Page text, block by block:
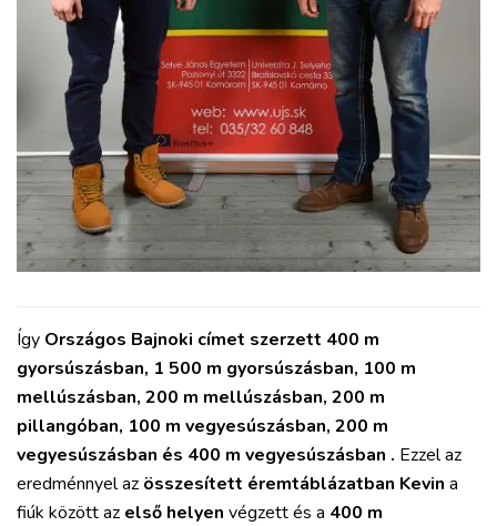
Így Országos Bajnoki címet szerzett 400 m
gyorsúszásban, 1 500 m gyorsúszásban, 100 m
mellúszásban, 200 m mellúszásban, 200 m
pillangóban, 100 m vegyesúszásban, 200 m
vegyesúszásban és 400 m vegyesúszásban . Ezzel az
eredménnyel az összesített éremtáblázatban Kevin a
fiúk között az első helyen végzett és a 400 m